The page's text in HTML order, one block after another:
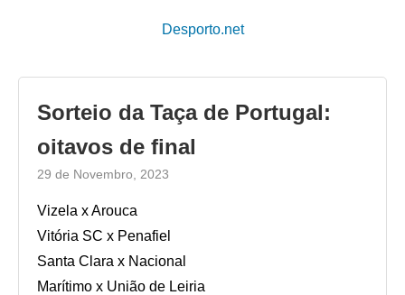
Desporto.net
Sorteio da Taça de Portugal:
oitavos de final
29 de Novembro, 2023
Vizela x Arouca
Vitória SC x Penafiel
Santa Clara x Nacional
Marítimo x União de Leiria